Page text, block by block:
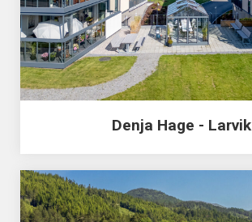
Denja Hage - Larvik